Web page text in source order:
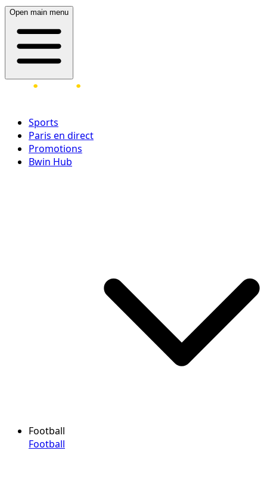
Open main menu
Sports
Paris en direct
Promotions
Bwin Hub
Football
Football